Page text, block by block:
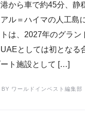
から車で約45分、静
ル＝ハイマの人工島
は、2027年のグラン
としては初となる
ト施設として […]
BY ワールドインベスト編集部